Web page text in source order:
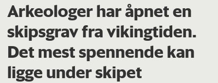
Arkeologer har åpnet en
skipsgrav fra vikingtiden.
Det mest spennende kan
ligge under skipet